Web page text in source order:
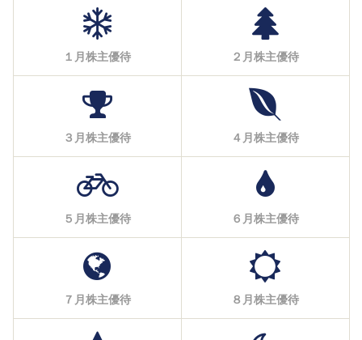
１月株主優待 ２月株主優待
３月株主優待 ４月株主優待
５月株主優待 ６月株主優待
７月株主優待 ８月株主優待